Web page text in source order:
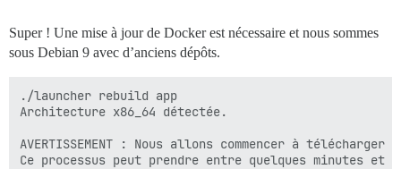
Super ! Une mise à jour de Docker est nécessaire et nous sommes
sous Debian 9 avec d’anciens dépôts.
./launcher rebuild app
Architecture x86_64 détectée.
AVERTISSEMENT : Nous allons commencer à
Ce processus peut prendre entre quelques minutes